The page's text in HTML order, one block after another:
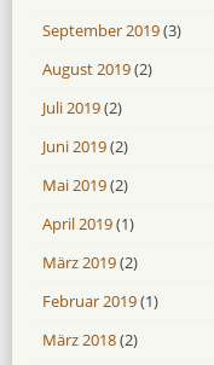
September 2019(3)
August 2019(2)
Juli 2019(2)
Juni 2019(2)
Mai 2019(2)
April 2019(1)
März 2019(2)
Februar 2019(1)
März 2018(2)